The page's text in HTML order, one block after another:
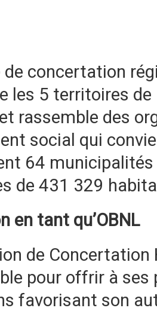
de concertation
les 5 territoires de
rassemble des
social qui
64
de 431 329
en tant qu’OBNL
de
pour offrir à ses
favorisant son